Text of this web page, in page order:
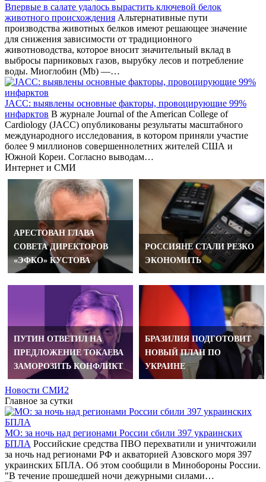
Впервые в салате удалось вырастить ключевой белок
животного происхождения Альтернативные пути
производства животных белков имеют решающее значение
для снижения зависимости от традиционного
животноводства, которое вносит значительный вклад в
выбросы парниковых газов, вырубку лесов и потребление
воды. Миоглобин (Mb) —…
JACC: выявлены основные факторы, провоцирующие 99%
инфарктов В журнале Journal of the American College of
Cardiology (JACC) опубликованы результаты масштабного
международного исследования, в котором приняли участие
более 9 миллионов совершеннолетних жителей США и
Южной Кореи. Согласно выводам…
Интернет и СМИ
АРЕСТОВАН ГЛАВА
СОВЕТА ДИРЕКТОРОВ
«ЭФКО» КУСТОВА
РОССИЯНЕ СТАЛИ РЕЗКО
ЭКОНОМИТЬ
ПУТИН ОТВЕТИЛ НА
ПРЕДЛОЖЕНИЕ ТОКАЕВА
ЗАМОРОЗИТЬ КОНФЛИКТ
БРАЗИЛИЯ ПОДГОТОВИТ
НОВЫЙ ПЛАН ПО
УКРАИНЕ
Новости СМИ2
Главное за сутки
МО: за ночь над регионами России сбили 397 украинских
БПЛА Российские средства ПВО перехватили и уничтожили
за ночь над регионами РФ и акваторией Азовского моря 397
украинских БПЛА. Об этом сообщили в Минобороны России.
"В течение прошедшей ночи дежурными силами…